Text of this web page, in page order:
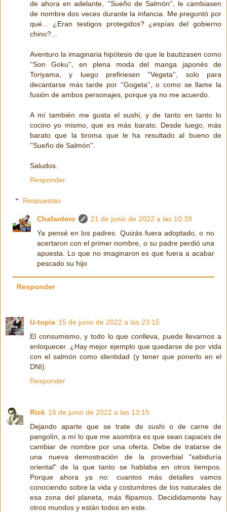
de ahora en adelante, ''Sueño de Salmón'', le cambiasen
de nombre dos veces durante la infancia. Me preguntó por
qué... ¿Eran testigos protegidos? ¿espías del gobierno
chino?...
Aventuro la imaginaria hipótesis de que le bautizasen como
''Son Goku'', en plena moda del manga japonés de
Toriyama, y luego prefiriesen ''Vegeta'', solo para
decantarse más tarde por ''Gogeta'', o como se llame la
fusión de ambos personajes, porque ya no me acuerdo.
A mí también me gusta el sushi, y de tanto en tanto lo
cocino yo mismo, que es más barato. Desde luego, más
barato que la broma que le ha resultado al bueno de
''Sueño de Salmón''.
Saludos.
Responder
Respuestas
Chafardero
21 de junio de 2022 a las 10:39
Ya pensé en los padres. Quizás fuera adoptado, o no
acertaron con el primer nombre, o su padre perdió una
apuesta. Lo que no imaginaron es que fuera a acabar
pescado su hijo
Responder
U-topia 15 de junio de 2022 a las 23:15
El consumismo, y todo lo que conlleva, puede llevarnos a
enloquecer. ¿Hay mejor ejemplo que quedarse de por vida
con el salmón como identidad (y tener que ponerlo en el
DNI).
Responder
Rick 16 de junio de 2022 a las 13:15
Dejando aparte que se trate de sushi o de carne de
pangolín, a mí lo que me asombra es que sean capaces de
cambiar de nombre por una oferta. Debe de tratarse de
una nueva demostración de la proverbial "sabiduría
oriental" de la que tanto se hablaba en otros tiempos.
Porque ahora ya no: cuantos más detalles vamos
conociendo sobre la vida y costumbres de los naturales de
esa zona del planeta, más flipamos. Decididamente hay
otros mundos y están todos en este.